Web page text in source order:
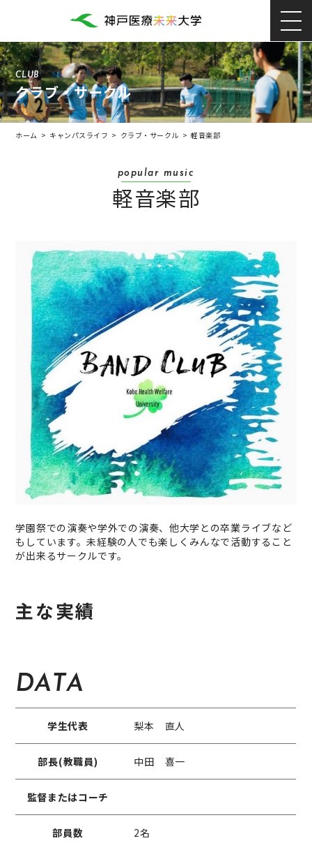
CLUB
クラブ・サークル
ホーム > キャンパスライフ > クラブ・サークル > 軽音楽部
popular music
軽音楽部
学園祭での演奏や学外での演奏、他大学との卒業ライブなど
もしています。未経験の人でも楽しくみんなで活動すること
が出来るサークルです。
主な実績
DATA
学生代表 梨本 直人
部長(教職員) 中田 喜一
監督またはコーチ
部員数 2名